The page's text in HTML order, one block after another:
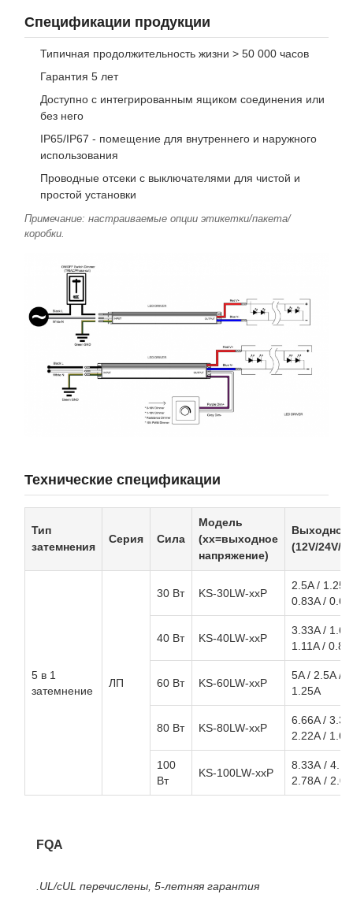
Спецификации продукции
Типичная продолжительность жизни > 50 000 часов
Гарантия 5 лет
Доступно с интегрированным ящиком соединения или
без него
IP65/IP67 - помещение для внутреннего и наружного
использования
Проводные отсеки с выключателями для чистой и
простой установки
Примечание: настраиваемые опции этикетки/пакета/
коробки.
Технические спецификации
Тип
затемнения
Серия Сила
Модель
(xx=выходное
напряжение)
Выходной
(12V/24V/
5 в 1
затемнение
ЛП
30 Вт KS-30LW-xxP
2.5A /
0.83A /
40 Вт KS-40LW-xxP
3.33A /
1.11A /
60 Вт KS-60LW-xxP
5A / 2.5A /
1.25A
80 Вт KS-80LW-xxP
6.66A /
2.22A /
100
Вт
KS-100LW-xxP
8.33А /
2.78А /
FQA
.UL/cUL перечислены, 5-летняя гарантия